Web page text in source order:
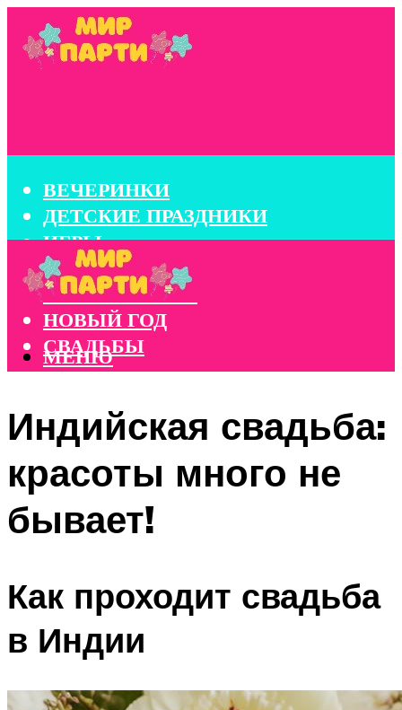
ВЕЧЕРИНКИ
ДЕТСКИЕ ПРАЗДНИКИ
ИГРЫ
КОНКУРСЫ
КОРПОРАТИВЫ
НОВЫЙ ГОД
СВАДЬБЫ
МЕНЮ
Индийская свадьба:
красоты много не
бывает!
Как проходит свадьба
в Индии